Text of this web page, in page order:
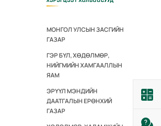
МОНГОЛ УЛСЫН ЗАСГИЙН
ГАЗАР
ГЭР БҮЛ, ХӨДӨЛМӨР,
НИЙГМИЙН ХАМГААЛЛЫН
ЯАМ
ЭРҮҮЛ МЭНДИЙН
ДААТГАЛЫН ЕРӨНХИЙ
ГАЗАР